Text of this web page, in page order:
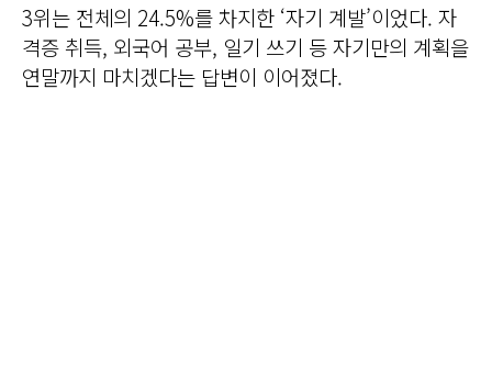
3위는 전체의 24.5%를 차지한 ‘자기 계발’이었다. 자
격증 취득, 외국어 공부, 일기 쓰기 등 자기만의 계획을
연말까지 마치겠다는 답변이 이어졌다.